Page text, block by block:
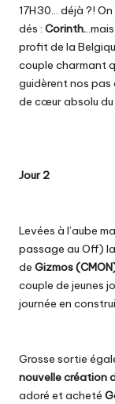
17H30… déjà ?!
dés : Corinth.
profit de la
couple charmant
guidèrent nos pas
de cœur absolu
Jour 2
Levées à l’aube
passage au Off)
de Gizmos
couple de jeunes
journée en
Grosse sortie
nouvelle création
adoré et acheté